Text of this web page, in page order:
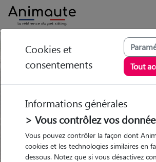
Pension chien Herblay
Ou l'alternative Animaute
chez le Pet Sitter
chez le Pet Sitter
Cookies et
consentements
Tout
Informations générales
> Vous contrôlez vos
Vous pouvez contrôler la façon dont
cookies et les technologies similaires en
dessous. Notez que si vous désactivez